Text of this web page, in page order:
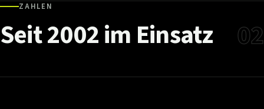
ZAHLEN
Seit2002im Einsatz 02